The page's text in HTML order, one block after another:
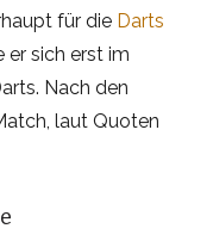
für die Darts
er sich erst im
Nach den
laut Quoten